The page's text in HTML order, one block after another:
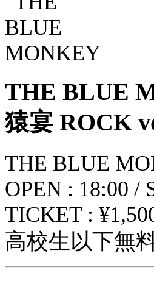
THE BLUE
猿宴 ROCK
THE BLUE
OPEN : 18:00 /
TICKET :
高校生以下無